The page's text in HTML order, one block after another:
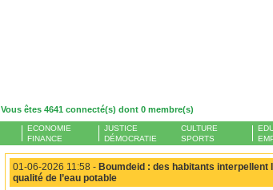
Vous êtes 4641 connecté(s) dont 0 membre(s)
ECONOMIE
FINANCE
JUSTICE
DÉMOCRATIE
CULTURE
SPORTS
01-06-2026 11:58 - Boumdeid : des habitants interpellent
qualité de l’eau potable